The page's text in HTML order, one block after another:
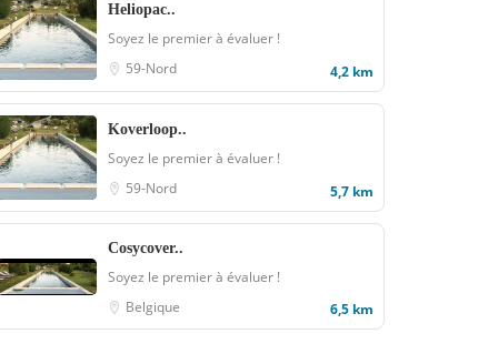
Heliopac..
Soyez le premier à évaluer !
59-Nord
4,2 km
Koverloop..
Soyez le premier à évaluer !
59-Nord
5,7 km
Cosycover..
Soyez le premier à évaluer !
Belgique
6,5 km